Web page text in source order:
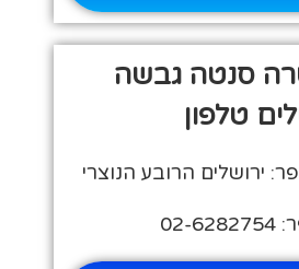
סנטה גבשה
טלפון
ירושלים הרובע הנוצרי